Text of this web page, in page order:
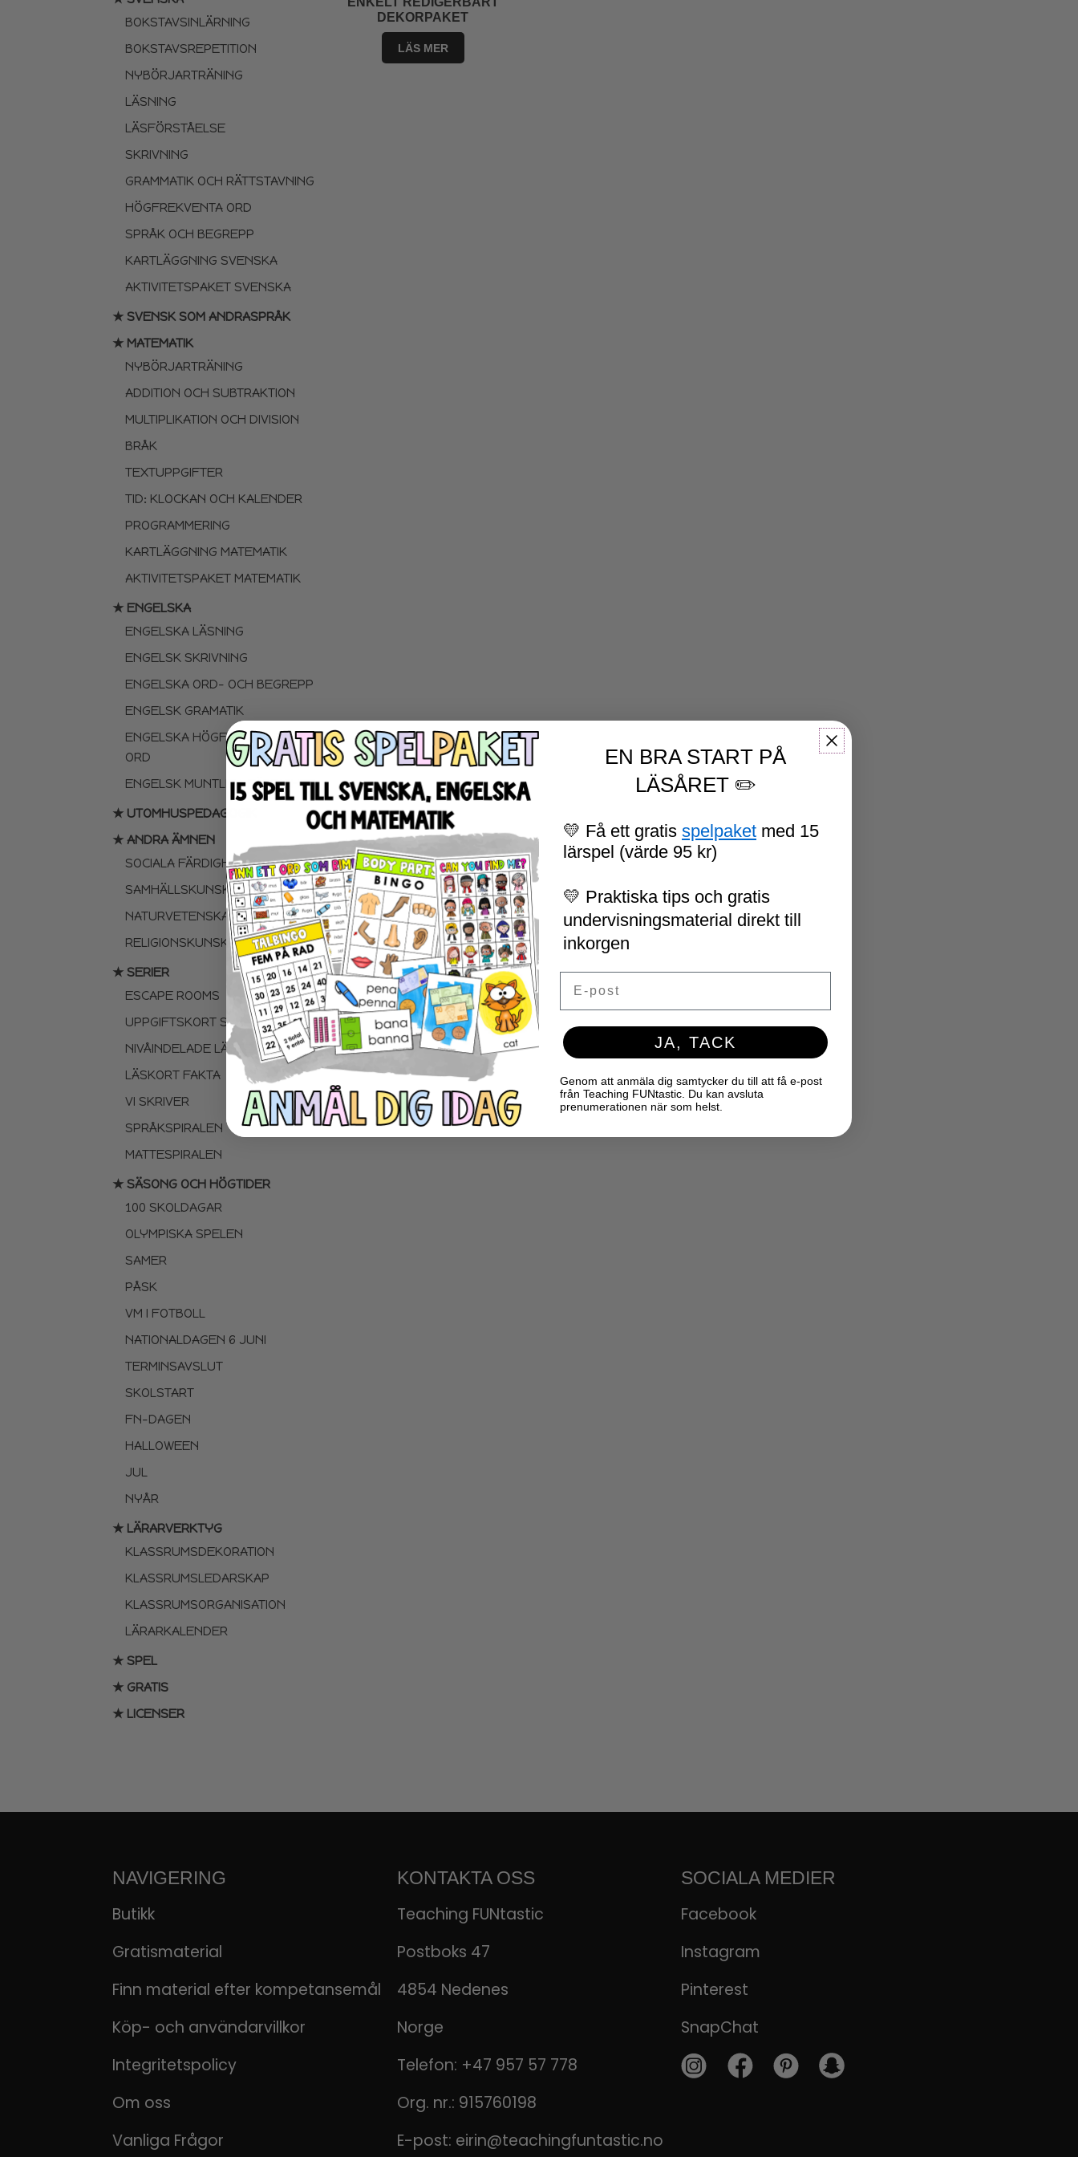
BOKSTAVSINLÄRNING
BOKSTAVSREPETITION
NYBÖRJARTRÄNING
LÄSNING
LÄSFÖRSTÅELSE
SKRIVNING
GRAMMATIK OCH RÄTTSTAVNING
HÖGFREKVENTA ORD
SPRÅK OCH BEGREPP
KARTLÄGGNING SVENSKA
AKTIVITETSPAKET SVENSKA
★ SVENSK SOM ANDRASPRÅK
★ MATEMATIK
NYBÖRJARTRÄNING
ADDITION OCH SUBTRAKTION
MULTIPLIKATION OCH DIVISION
BRÅK
TEXTUPPGIFTER
TID: KLOCKAN OCH KALENDER
PROGRAMMERING
KARTLÄGGNING MATEMATIK
AKTIVITETSPAKET MATEMATIK
★ ENGELSKA
ENGELSKA LÄSNING
ENGELSK SKRIVNING
ENGELSKA ORD- OCH BEGREPP
ENGELSK GRAMATIK
ENGELSKA HÖGFREKVENTA
ORD
ENGELSK MUNTLIGA FÄRDIGHET
★ UTOMHUSPEDAGOGIK
★ ANDRA ÄMNEN
SOCIALA FÄRDIGHETER
SAMHÄLLSKUNSKAP
NATURVETENSKAP
RELIGIONSKUNSKAP
★ SERIER
ESCAPE ROOMS
UPPGIFTSKORT SVENSKA
NIVÅINDELADE LÄSTEXTER
LÄSKORT FAKTA
VI SKRIVER
SPRÅKSPIRALEN
MATTESPIRALEN
★ SÄSONG OCH HÖGTIDER
100 SKOLDAGAR
OLYMPISKA SPELEN
SAMER
PÅSK
VM I FOTBOLL
NATIONALDAGEN 6 JUNI
TERMINSAVSLUT
SKOLSTART
FN-DAGEN
HALLOWEEN
JUL
NYÅR
★ LÄRARVERKTYG
KLASSRUMSDEKORATION
KLASSRUMSLEDARSKAP
KLASSRUMSORGANISATION
LÄRARKALENDER
★ SPEL
★ GRATIS
★ LICENSER
DEKORPAKET
LÄS MER
NAVIGERING
Butikk
Gratismaterial
Finn material efter kompetansemål
Köp- och användarvillkor
Integritetspolicy
Om oss
Vanliga Frågor
KONTAKTA OSS
Teaching FUNtastic
Postboks 47
4854 Nedenes
Norge
Telefon: +47 957 57 778
Org. nr.: 915760198
E-post: eirin@teachingfuntastic.no
SOCIALA MEDIER
Facebook
Instagram
Pinterest
SnapChat
EN BRA START PÅ
LÄSÅRET ✏️
💛 Få ett gratis spelpaket med 15
lärspel (värde 95 kr)
💛 Praktiska tips och gratis
undervisningsmaterial direkt till
inkorgen
JA, TACK
Genom att anmäla dig samtycker du till att få e-post
från Teaching FUNtastic. Du kan avsluta
prenumerationen när som helst.